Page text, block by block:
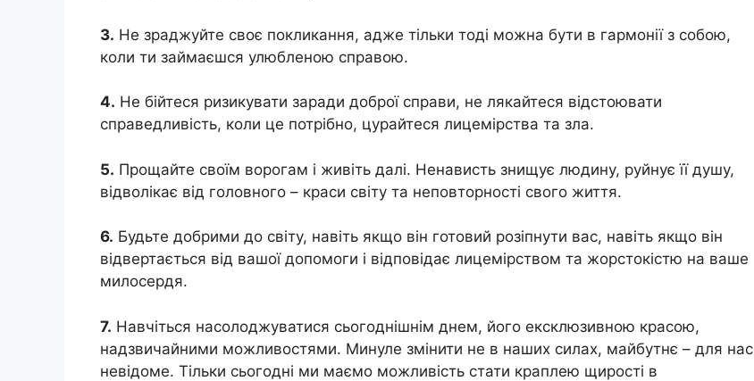
3. Не зраджуйте своє покликання, адже тільки тоді можна бути в гармонії з собою,
коли ти займаєшся улюбленою справою.
4. Не бійтеся ризикувати заради доброї справи, не лякайтеся відстоювати
справедливість, коли це потрібно, цурайтеся лицемірства та зла.
5. Прощайте своїм ворогам і живіть далі. Ненависть знищує людину, руйнує її душу,
відволікає від головного – краси світу та неповторності свого життя.
6. Будьте добрими до світу, навіть якщо він готовий розіпнути вас, навіть якщо він
відвертається від вашої допомоги і відповідає лицемірством та жорстокістю на ваше
милосердя.
7. Навчіться насолоджуватися сьогоднішнім днем, його ексклюзивною красою,
надзвичайними можливостями. Минуле змінити не в наших силах, майбутнє – для нас
невідоме. Тільки сьогодні ми маємо можливість стати краплею щирості в